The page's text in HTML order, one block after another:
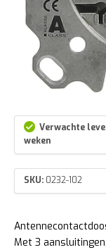
Verwachte
weken
SKU: 0232-102
Met 3